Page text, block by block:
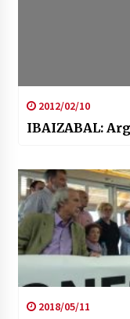
2012/02/10
IBAIZABAL:
2018/05/11